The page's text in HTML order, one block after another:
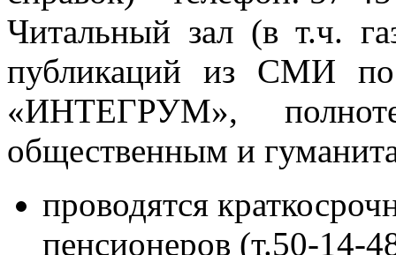
Читальный зал (в т.ч.
публикаций из СМИ по
«ИНТЕГРУМ»,
общественным и
проводятся
пенсионеров (т.50-14-